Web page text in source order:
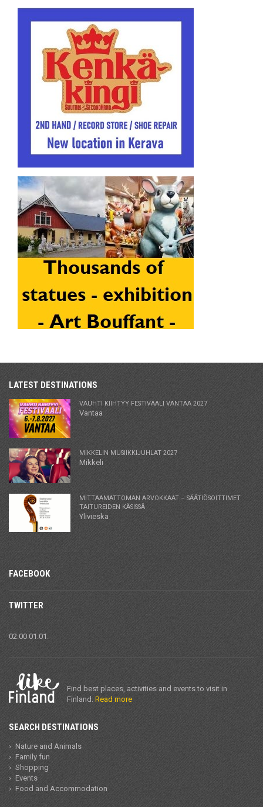
Find best places, activities and events to visit in
Finland. Read more
SEARCH DESTINATIONS
Nature and Animals
Family fun
Shopping
Events
Food and Accommodation
LATEST DESTINATIONS
VAUHTI KIIHTYY FESTIVAALI VANTAA 2027
Vantaa
MIKKELIN MUSIIKKIJUHLAT 2027
Mikkeli
MITTAAMATTOMAN ARVOKKAAT – SÄÄTIÖSOITTIMET
TAITUREIDEN KÄSISSÄ
Ylivieska
FACEBOOK
TWITTER
02:00 01.01.